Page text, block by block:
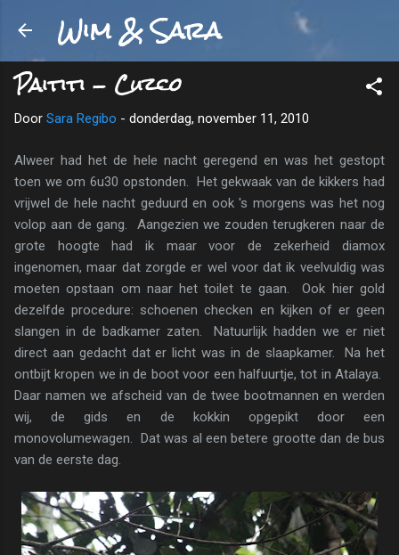
Doorgaan naar hoofdcontent
Wim & Sara
Paititi - Cuzco
Door Sara Regibo - donderdag, november 11, 2010
Alweer had het de hele nacht geregend en was het gestopt
toen we om 6u30 opstonden. Het gekwaak van de kikkers had
vrijwel de hele nacht geduurd en ook 's morgens was het nog
volop aan de gang. Aangezien we zouden terugkeren naar de
grote hoogte had ik maar voor de zekerheid diamox
ingenomen, maar dat zorgde er wel voor dat ik veelvuldig was
moeten opstaan om naar het toilet te gaan. Ook hier gold
dezelfde procedure: schoenen checken en kijken of er geen
slangen in de badkamer zaten. Natuurlijk hadden we er niet
direct aan gedacht dat er licht was in de slaapkamer. Na het
ontbijt kropen we in de boot voor een halfuurtje, tot in Atalaya.
Daar namen we afscheid van de twee bootmannen en werden
wij, de gids en de kokkin opgepikt door een
monovolumewagen. Dat was al een betere grootte dan de bus
van de eerste dag.